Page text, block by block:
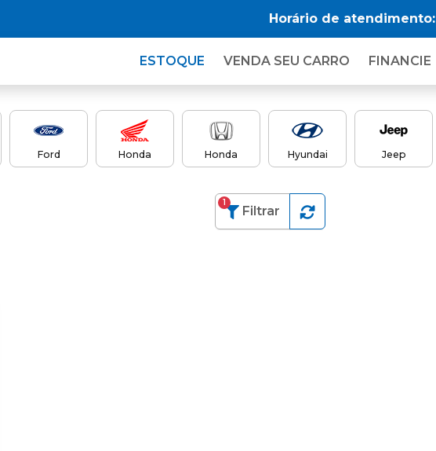
Horário de atendimento:
ESTOQUE VENDA SEU CARRO FINANCIE
Ford Honda Honda Hyundai Jeep
Filtrar
1